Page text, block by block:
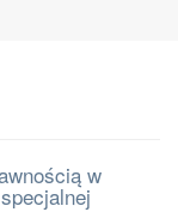
w